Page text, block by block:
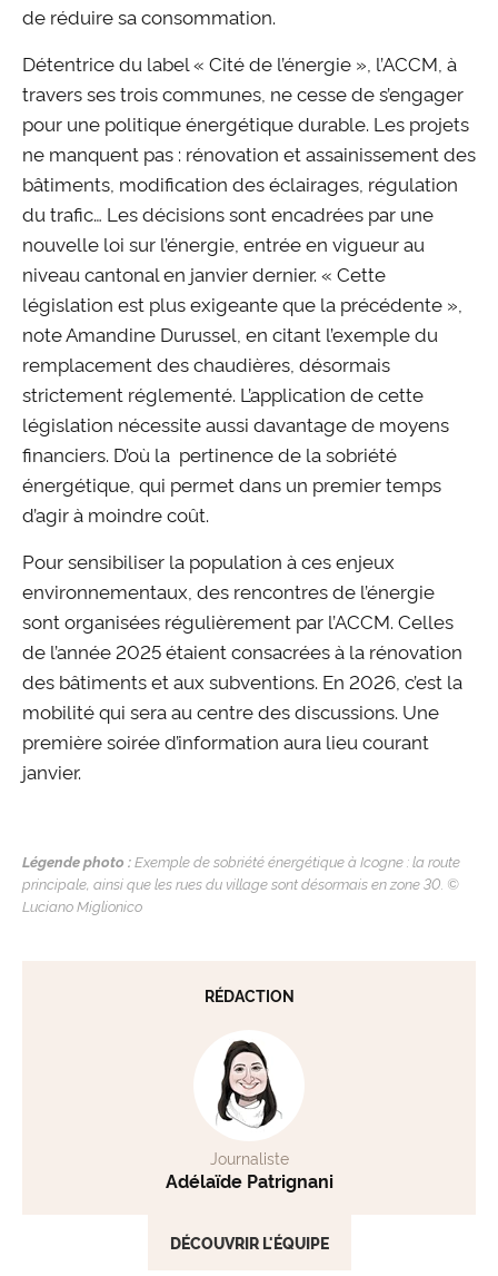
de réduire sa consommation.
Détentrice du label « Cité de l’énergie », l’ACCM, à
travers ses trois communes, ne cesse de s’engager
pour une politique énergétique durable. Les projets
ne manquent pas : rénovation et assainissement des
bâtiments, modification des éclairages, régulation
du trafic… Les décisions sont encadrées par une
nouvelle loi sur l’énergie, entrée en vigueur au
niveau cantonal en janvier dernier. « Cette
législation est plus exigeante que la précédente »,
note Amandine Durussel, en citant l’exemple du
remplacement des chaudières, désormais
strictement réglementé. L’application de cette
législation nécessite aussi davantage de moyens
financiers. D’où la pertinence de la sobriété
énergétique, qui permet dans un premier temps
d’agir à moindre coût.
Pour sensibiliser la population à ces enjeux
environnementaux, des rencontres de l’énergie
sont organisées régulièrement par l’ACCM. Celles
de l’année 2025 étaient consacrées à la rénovation
des bâtiments et aux subventions. En 2026, c’est la
mobilité qui sera au centre des discussions. Une
première soirée d’information aura lieu courant
janvier.
Légende photo : Exemple de sobriété énergétique à Icogne : la route
principale, ainsi que les rues du village sont désormais en zone 30. ©
Luciano Miglionico
RÉDACTION
Journaliste
Adélaïde Patrignani
DÉCOUVRIR L'ÉQUIPE